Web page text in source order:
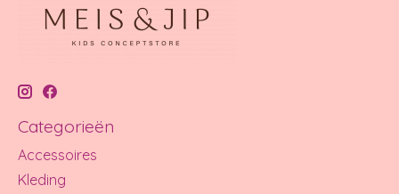
Categorieën
Accessoires
Kleding